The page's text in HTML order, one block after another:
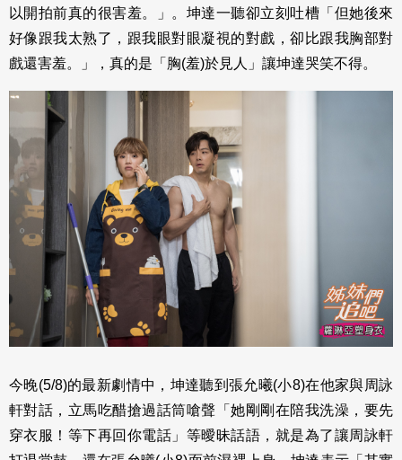
以開拍前真的很害羞。」。坤達一聽卻立刻吐槽「但她後來
好像跟我太熟了，跟我眼對眼凝視的對戲，卻比跟我胸部對
戲還害羞。」，真的是「胸(羞)於見人」讓坤達哭笑不得。
今晚(5/8)的最新劇情中，坤達聽到張允曦(小8)在他家與周詠
軒對話，立馬吃醋搶過話筒嗆聲「她剛剛在陪我洗澡，要先
穿衣服！等下再回你電話」等曖昧話語，就是為了讓周詠軒